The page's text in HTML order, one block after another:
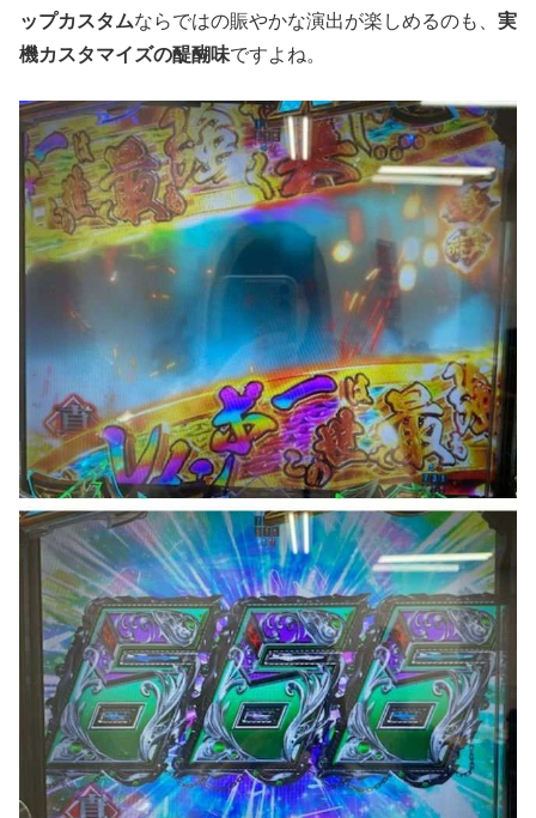
ップカスタムならではの賑やかな演出が楽しめるのも、 実
機カスタマイズの醍醐味ですよね。